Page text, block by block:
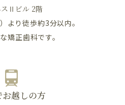
Ⅱビル 2階
より徒歩約3分以内。
矯正歯科です。
越しの方